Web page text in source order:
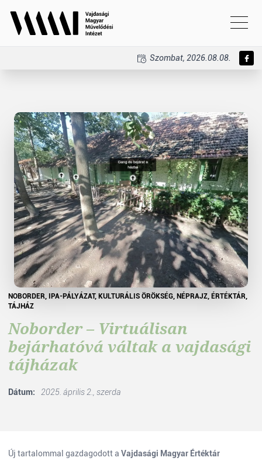
Szombat, 2026.08.08.
NOBORDER, IPA-PÁLYÁZAT, KULTURÁLIS ÖRÖKSÉG, NÉPRAJZ, ÉRTÉKTÁR,
TÁJHÁZ
Noborder – Virtuálisan
bejárhatóvá váltak a vajdasági
tájházak
Dátum: 2025. április 2., szerda
Új tartalommal gazdagodott a Vajdasági Magyar Értéktár